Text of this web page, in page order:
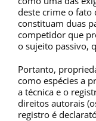
deste crime o fato
constituam duas
competidor que
o sujeito passivo,
Portanto,
como espécies a
a técnica e o
direitos autorais
registro é